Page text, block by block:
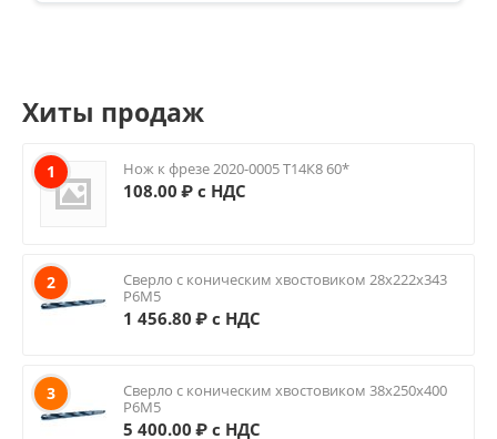
Хиты продаж
1 Нож к фрезе 2020-0005 Т14К8 60*
108.00 ₽ с НДС
2
Сверло с коническим хвостовиком 28х222х343
Р6М5
1 456.80 ₽ с НДС
3
Сверло с коническим хвостовиком 38х250х400
Р6М5
5 400.00 ₽ с НДС